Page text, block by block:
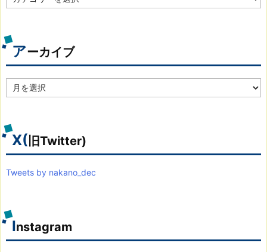
テ
別
アーカイブ
ー
ブ
X( 旧Twitter)
Tweets by nakano_dec
Instagram